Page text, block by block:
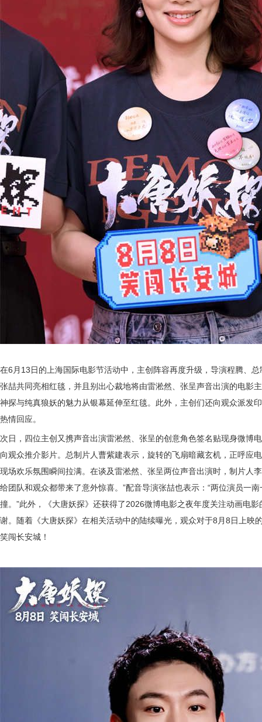
在6月13日的上海国际电影节活动中，主创阵容再度升级，导演程腾、
张喆共同亮相红毯，并且别出心裁地将由雷淞然、张呈声音出演的电影
神探与纯真狼妖的魅力从银幕延伸至红毯。此外，主创们还向观众派发
热情回应。
次日，四位主创又携声音出演雷淞然、张呈的创意角色签名贴现身微博
向观众推介影片。总制片人曹紫建表示，旋转的飞扇暗藏玄机，正呼应
现场欢乐氛围瞬间拉满。在谈及雷淞然、张呈两位声音出演时，制片人
给团队和观众都带来了意外惊喜。”配音导演张喆也表示：“两位演员一
撞。”此外，《大唐妖探》还获得了2026微博电影之夜年度关注动画电
谢。随着《大唐妖探》在相关活动中的陆续曝光，观众对于8月8日上映
笑闯长安城！